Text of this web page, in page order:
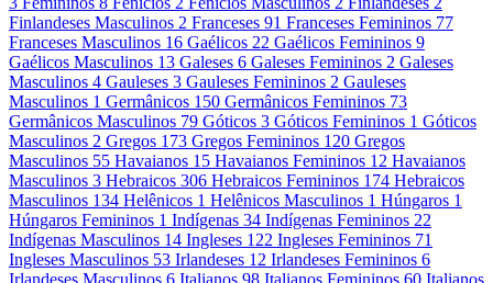
Finlandeses Masculinos 2 Franceses 91 Franceses Femininos 77
Franceses Masculinos 16 Gaélicos 22 Gaélicos Femininos 9
Gaélicos Masculinos 13 Galeses 6 Galeses Femininos 2 Galeses
Masculinos 4 Gauleses 3 Gauleses Femininos 2 Gauleses
Masculinos 1 Germânicos 150 Germânicos Femininos 73
Germânicos Masculinos 79 Góticos 3 Góticos Femininos 1 Góticos
Masculinos 2 Gregos 173 Gregos Femininos 120 Gregos
Masculinos 55 Havaianos 15 Havaianos Femininos 12 Havaianos
Masculinos 3 Hebraicos 306 Hebraicos Femininos 174 Hebraicos
Masculinos 134 Helênicos 1 Helênicos Masculinos 1 Húngaros 1
Húngaros Femininos 1 Indígenas 34 Indígenas Femininos 22
Indígenas Masculinos 14 Ingleses 122 Ingleses Femininos 71
Ingleses Masculinos 53 Irlandeses 12 Irlandeses Femininos 6
Irlandeses Masculinos 6 Italianos 98 Italianos Femininos 60 Italianos